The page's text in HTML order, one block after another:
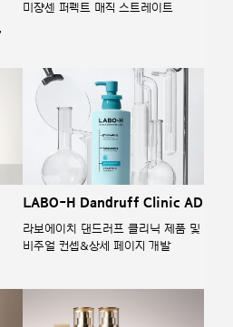
미쟝센 퍼펙트 매직 스트레이트
LABO-H Dandruff Clinic AD
라보에이치 댄드러프 클리닉 제품 및
비주얼 컨셉&상세 페이지 개발